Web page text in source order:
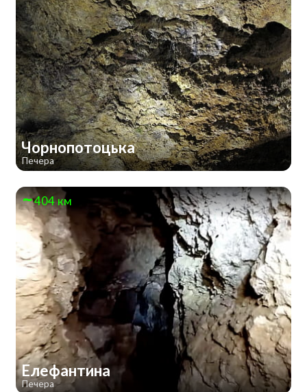
Чорнопотоцька
Печера
404 км
Елефантина
Печера